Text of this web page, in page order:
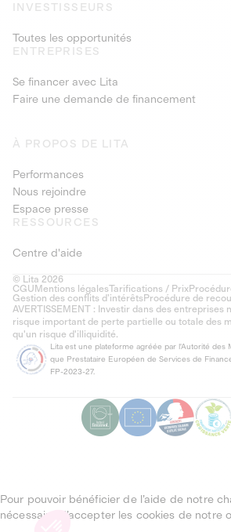
INVESTISSEURS
Toutes les opportunités
ENTREPRISES
Se financer avec Lita
Faire une demande de financement
À PROPOS DE LITA
Performances
Nous rejoindre
Espace presse
RESSOURCES
Centre d'aide
© Lita 2026
CGU Mentions légalesTarifications / Prix
Gestion des conflits d’intérêtsProcédure de
AVERTISSEMENT : Investir dans des entreprises
risque important de perte partielle ou totale des
qu'un risque d'illiquidité.
Lita est une plateforme agréée par l'Autorité des
que Prestataire Européen de Services de
FP-2023-27.
Pour pouvoir bénéficier de l’aide de notre
nécessaire d’accepter les cookies de notre